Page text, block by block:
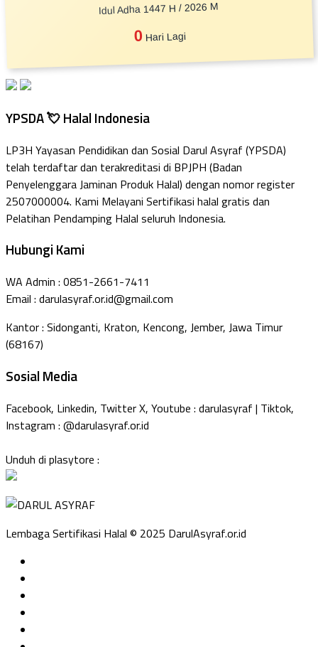
Idul Adha 1447 H / 2026 M
0 Hari Lagi
YPSDA 💘 Halal Indonesia
LP3H Yayasan Pendidikan dan Sosial Darul Asyraf (YPSDA)
telah terdaftar dan terakreditasi di BPJPH (Badan
Penyelenggara Jaminan Produk Halal) dengan nomor register
2507000004. Kami Melayani Sertifikasi halal gratis dan
Pelatihan Pendamping Halal seluruh Indonesia.
Hubungi Kami
WA Admin : 0851-2661-7411
Email : darulasyraf.or.id@gmail.com
Kantor : Sidonganti, Kraton, Kencong, Jember, Jawa Timur
(68167)
Sosial Media
Facebook, Linkedin, Twitter X, Youtube : darulasyraf | Tiktok,
Instagram : @darulasyraf.or.id
Unduh di plasytore :
Lembaga Sertifikasi Halal © 2025 DarulAsyraf.or.id